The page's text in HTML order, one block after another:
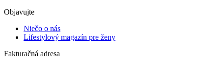
Objavujte
Niečo o nás
Lifestylový magazín pre ženy
Fakturačná adresa